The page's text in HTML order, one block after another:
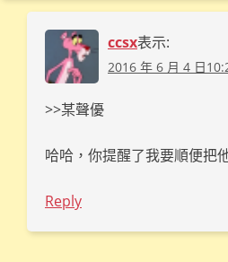
ccsx表示:
2016 年 6 月 4 日
>>某聲優
哈哈，你提醒了我要順便把
Reply